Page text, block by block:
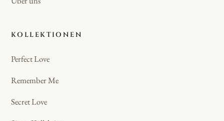
KOLLEKTIONEN
Perfect Love
Remember Me
Secret Love